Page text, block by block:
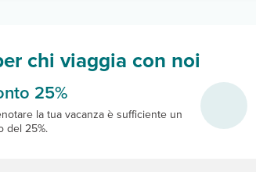
chi viaggia con noi
25%
la tua vacanza è sufficiente un
del 25%.